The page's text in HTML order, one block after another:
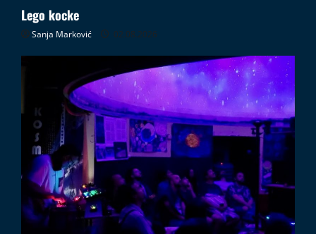
Lego kocke
Sanja Marković 02.08.2026